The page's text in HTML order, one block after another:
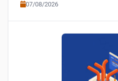
07/08/2026